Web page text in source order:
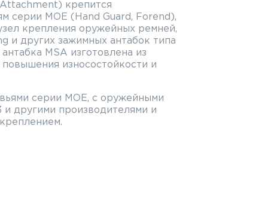
крепится
серии MOE (Hand Guard, Forend),
крепления оружейных ремней,
и других зажимных антабок типа
MSA изготовлена из
износостойкости и
серии MOE, с оружейными
и другими производителями и